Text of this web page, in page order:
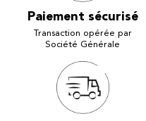
Paiement sécurisé
Transaction opérée par
Société Générale